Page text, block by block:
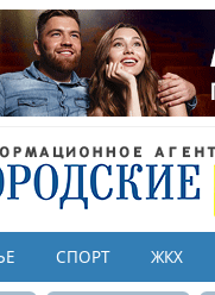
СПОРТ ЖКХ